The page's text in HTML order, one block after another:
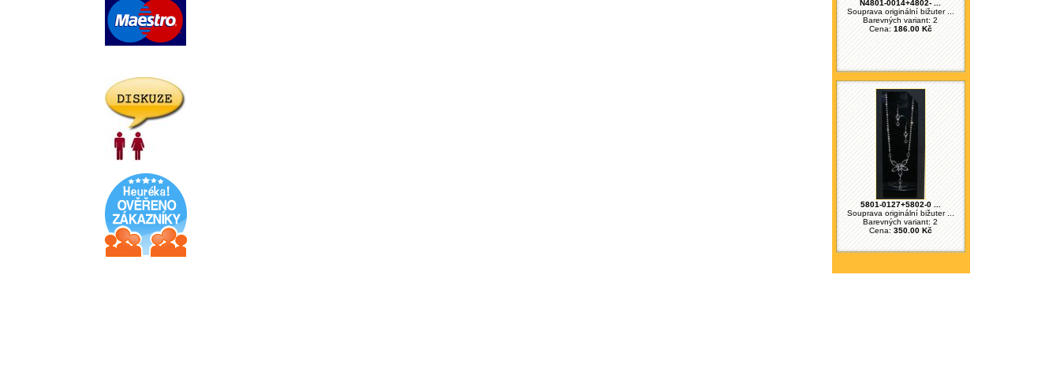
N4801-0014+4802- ...
Souprava originální bižuter ...
Barevných variant: 2
Cena: 186.00 Kč
5801-0127+5802-0 ...
Souprava originální bižuter ...
Barevných variant: 2
Cena: 350.00 Kč